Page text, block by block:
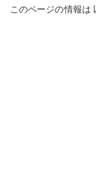
このページの情報は